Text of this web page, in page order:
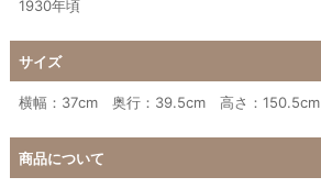
1930年頃
サイズ
横幅：37cm 奥行：39.5cm 高さ：150.5cm
商品について